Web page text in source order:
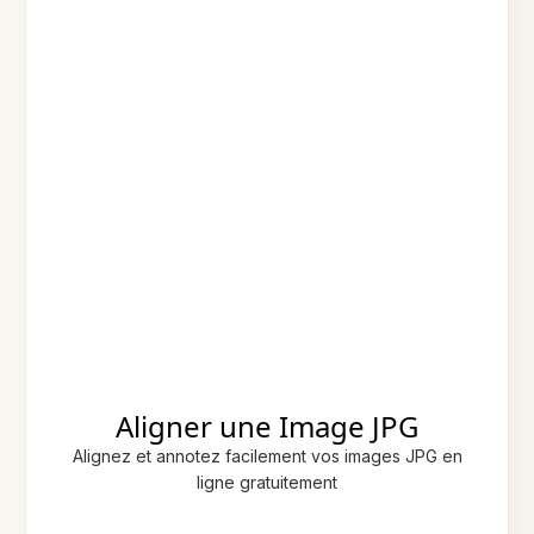
Aligner une Image JPG
Alignez et annotez facilement vos images JPG en
ligne gratuitement